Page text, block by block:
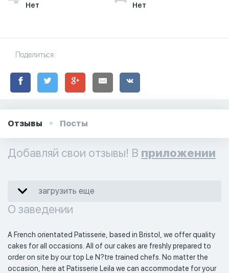
Нет
Нет
Поделиться:
Отзывы Посты
Добавляй свои отзывы! В приложении
загрузить еще
О заведении
A French orientated Patisserie, based in Bristol, we offer quality
cakes for all occasions. All of our cakes are freshly prepared to
order on site by our top Le N?tre trained chefs. No matter the
occasion, here at Patisserie Leila we can accommodate for your